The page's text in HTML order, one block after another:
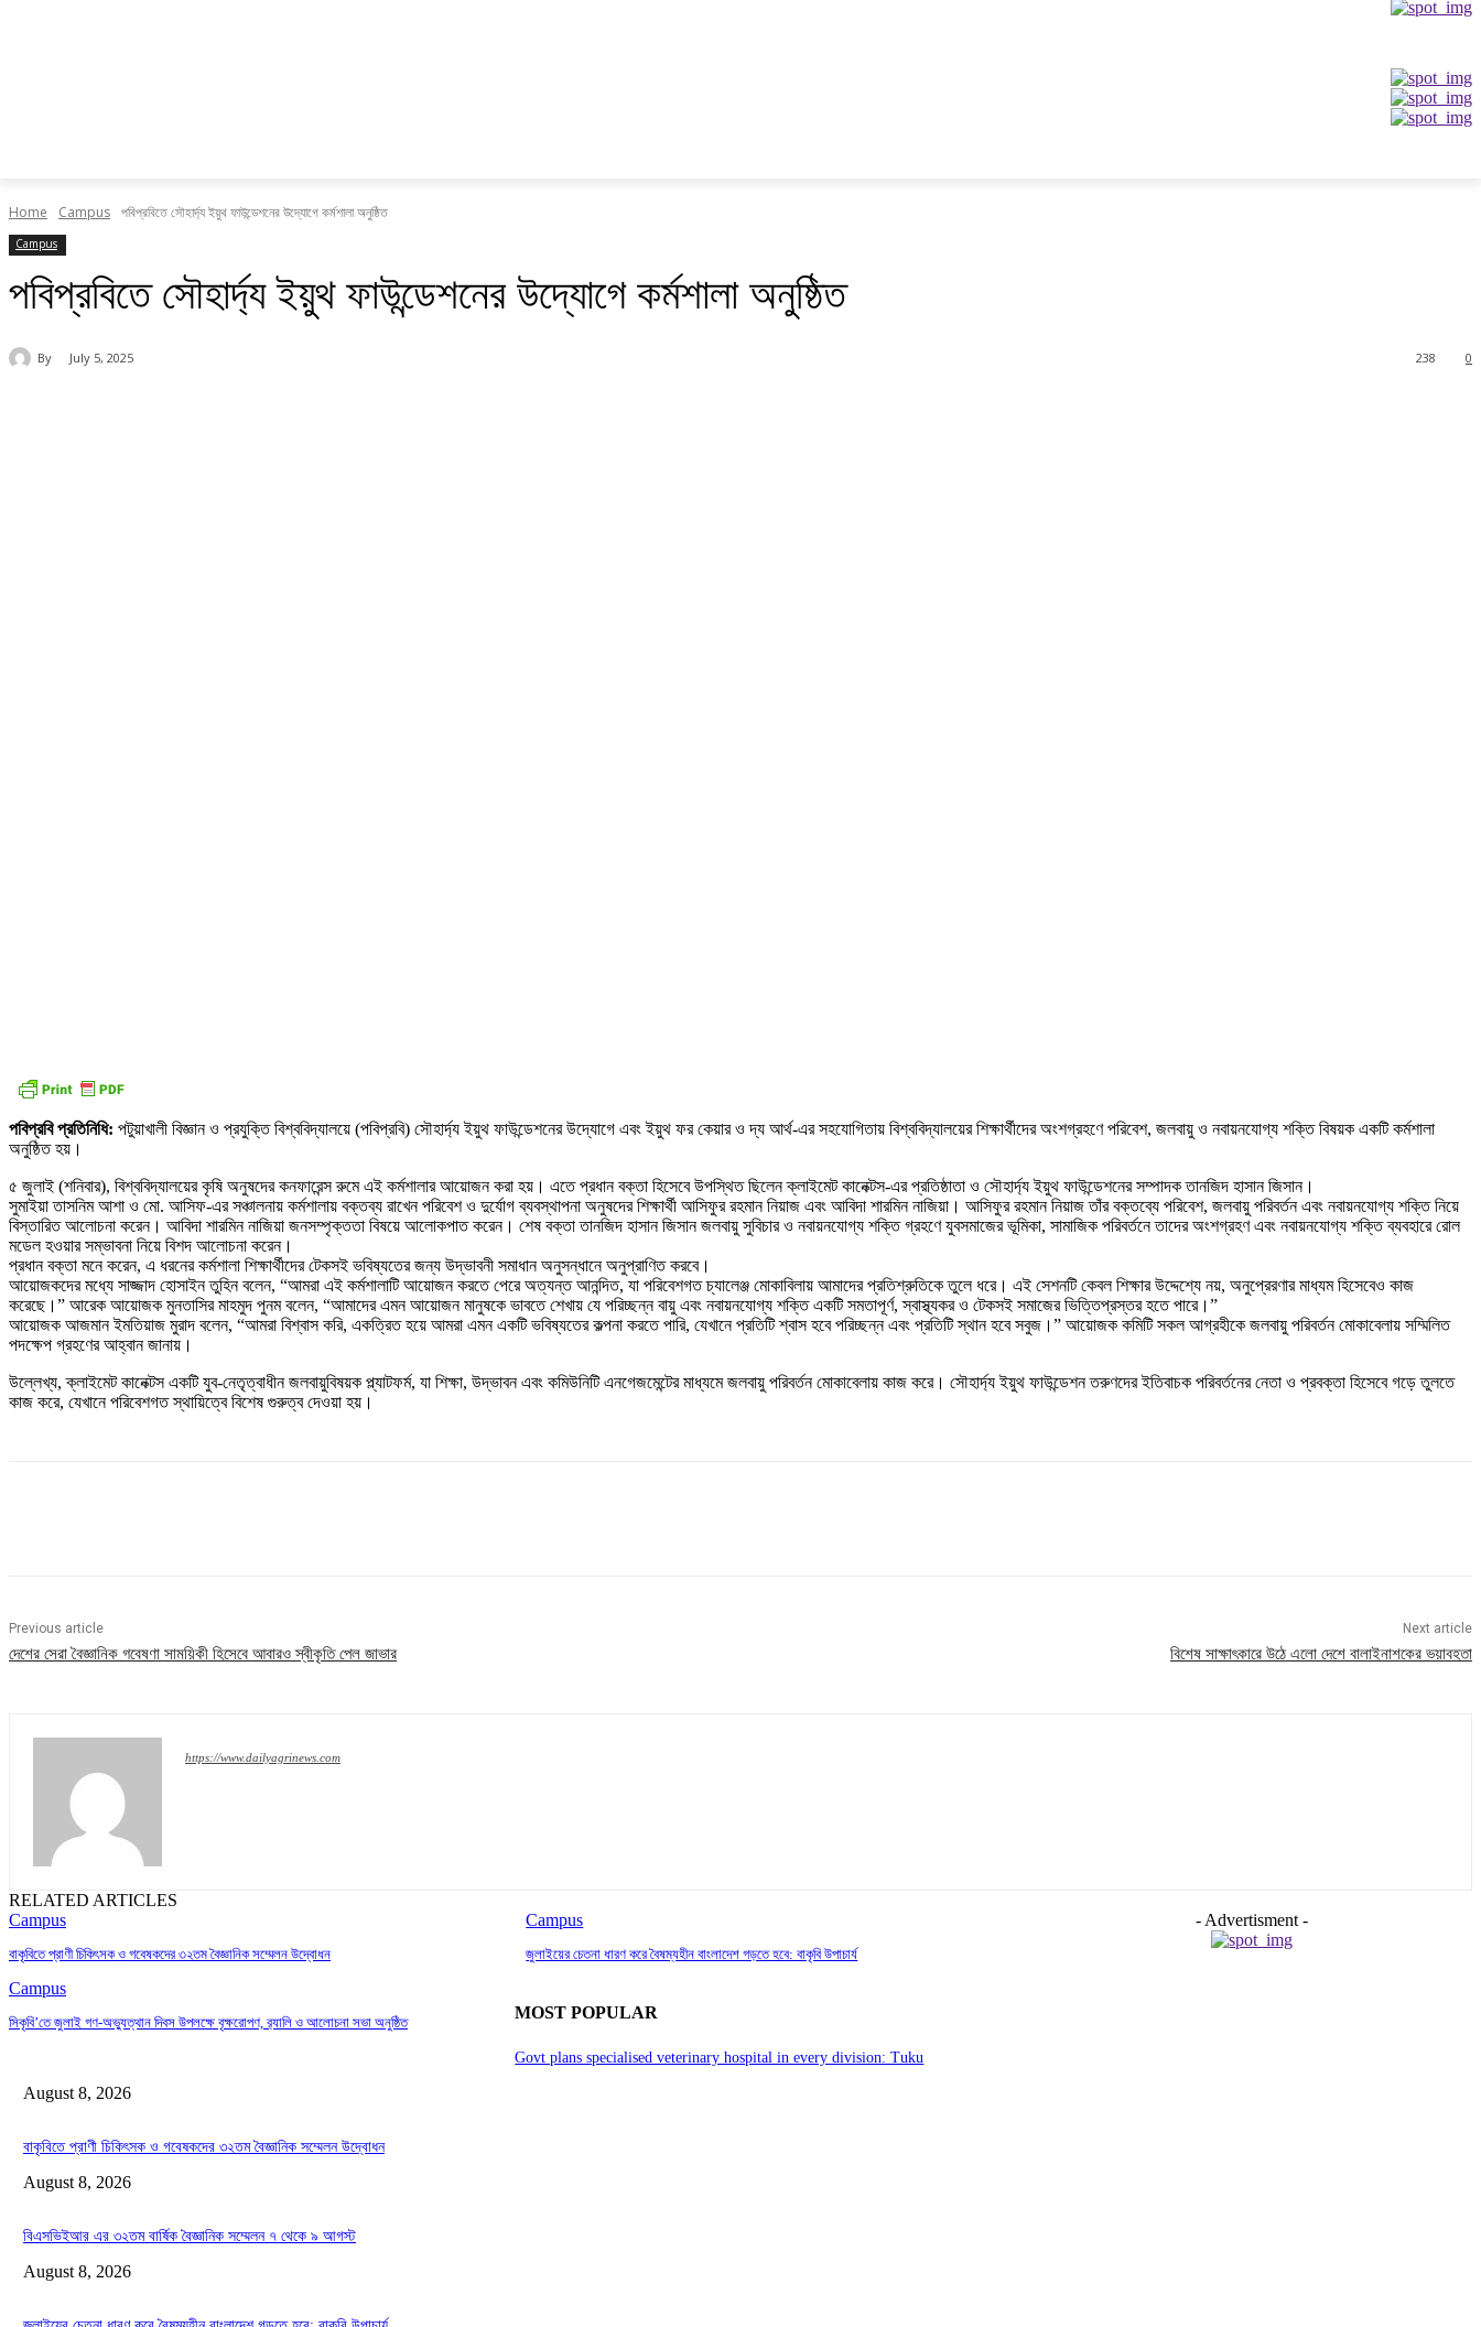
Home Campus পবিপ্রবিতে সৌহার্দ্য ইয়ুথ ফাউন্ডেশনের উদ্যোগে কর্মশালা অনুষ্ঠিত
Campus
পবিপ্রবিতে সৌহার্দ্য ইয়ুথ ফাউন্ডেশনের উদ্যোগে কর্মশালা অনুষ্ঠিত
By July 5, 2025 0
238
পবিপ্রবি প্রতিনিধি: পটুয়াখালী বিজ্ঞান ও প্রযুক্তি বিশ্ববিদ্যালয়ে (পবিপ্রবি) সৌহার্দ্য ইয়ুথ ফাউন্ডেশনের উদ্যোগে এবং ইয়ুথ ফর কেয়ার ও দ্য আর্থ-এর সহযোগিতায় বিশ্ববিদ্যালয়ের শিক্ষার্থীদের অংশগ্রহণে পরিবেশ, জলবায়ু ও নবায়নযোগ্য শক্তি বিষয়ক একটি কর্মশালা
অনুষ্ঠিত হয়।
৫ জুলাই (শনিবার), বিশ্ববিদ্যালয়ের কৃষি অনুষদের কনফারেন্স রুমে এই কর্মশালার আয়োজন করা হয়। এতে প্রধান বক্তা হিসেবে উপস্থিত ছিলেন ক্লাইমেট কানেক্টস-এর প্রতিষ্ঠাতা ও সৌহার্দ্য ইয়ুথ ফাউন্ডেশনের সম্পাদক তানজিদ হাসান জিসান।
সুমাইয়া তাসনিম আশা ও মো. আসিফ-এর সঞ্চালনায় কর্মশালায় বক্তব্য রাখেন পরিবেশ ও দুর্যোগ ব্যবস্থাপনা অনুষদের শিক্ষার্থী আসিফুর রহমান নিয়াজ এবং আবিদা শারমিন নাজিয়া। আসিফুর রহমান নিয়াজ তাঁর বক্তব্যে পরিবেশ, জলবায়ু পরিবর্তন এবং নবায়নযোগ্য শক্তি নিয়ে
বিস্তারিত আলোচনা করেন। আবিদা শারমিন নাজিয়া জনসম্পৃক্ততা বিষয়ে আলোকপাত করেন। শেষ বক্তা তানজিদ হাসান জিসান জলবায়ু সুবিচার ও নবায়নযোগ্য শক্তি গ্রহণে যুবসমাজের ভূমিকা, সামাজিক পরিবর্তনে তাদের অংশগ্রহণ এবং নবায়নযোগ্য শক্তি ব্যবহারে রোল
মডেল হওয়ার সম্ভাবনা নিয়ে বিশদ আলোচনা করেন।
প্রধান বক্তা মনে করেন, এ ধরনের কর্মশালা শিক্ষার্থীদের টেকসই ভবিষ্যতের জন্য উদ্ভাবনী সমাধান অনুসন্ধানে অনুপ্রাণিত করবে।
আয়োজকদের মধ্যে সাজ্জাদ হোসাইন তুহিন বলেন, “আমরা এই কর্মশালাটি আয়োজন করতে পেরে অত্যন্ত আনন্দিত, যা পরিবেশগত চ্যালেঞ্জ মোকাবিলায় আমাদের প্রতিশ্রুতিকে তুলে ধরে। এই সেশনটি কেবল শিক্ষার উদ্দেশ্যে নয়, অনুপ্রেরণার মাধ্যম হিসেবেও কাজ
করেছে।” আরেক আয়োজক মুনতাসির মাহমুদ পুনম বলেন, “আমাদের এমন আয়োজন মানুষকে ভাবতে শেখায় যে পরিচ্ছন্ন বায়ু এবং নবায়নযোগ্য শক্তি একটি সমতাপূর্ণ, স্বাস্থ্যকর ও টেকসই সমাজের ভিত্তিপ্রস্তর হতে পারে।”
আয়োজক আজমান ইমতিয়াজ মুরাদ বলেন, “আমরা বিশ্বাস করি, একত্রিত হয়ে আমরা এমন একটি ভবিষ্যতের কল্পনা করতে পারি, যেখানে প্রতিটি শ্বাস হবে পরিচ্ছন্ন এবং প্রতিটি স্থান হবে সবুজ।” আয়োজক কমিটি সকল আগ্রহীকে জলবায়ু পরিবর্তন মোকাবেলায় সম্মিলিত
পদক্ষেপ গ্রহণের আহ্বান জানায়।
উল্লেখ্য, ক্লাইমেট কানেক্টস একটি যুব-নেতৃত্বাধীন জলবায়ুবিষয়ক প্ল্যাটফর্ম, যা শিক্ষা, উদ্ভাবন এবং কমিউনিটি এনগেজমেন্টের মাধ্যমে জলবায়ু পরিবর্তন মোকাবেলায় কাজ করে। সৌহার্দ্য ইয়ুথ ফাউন্ডেশন তরুণদের ইতিবাচক পরিবর্তনের নেতা ও প্রবক্তা হিসেবে গড়ে তুলতে
কাজ করে, যেখানে পরিবেশগত স্থায়িত্বে বিশেষ গুরুত্ব দেওয়া হয়।
Previous article
দেশের সেরা বৈজ্ঞানিক গবেষণা সাময়িকী হিসেবে আবারও স্বীকৃতি পেল জাভার
Next article
বিশেষ সাক্ষাৎকারে উঠে এলো দেশে বালাইনাশকের ভয়াবহতা
https://www.dailyagrinews.com
RELATED ARTICLES
Campus
বাকৃবিতে প্রাণী চিকিৎসক ও গবেষকদের ৩২তম বৈজ্ঞানিক সম্মেলন উদ্বোধন
Campus
জুলাইয়ের চেতনা ধারণ করে বৈষম্যহীন বাংলাদেশ গড়তে হবে: বাকৃবি উপাচার্য
Campus
সিকৃবি’তে জুলাই গণ-অভ্যুত্থান দিবস উপলক্ষে বৃক্ষরোপণ, র‍্যালি ও আলোচনা সভা অনুষ্ঠিত
- Advertisment -
MOST POPULAR
Govt plans specialised veterinary hospital in every division: Tuku
August 8, 2026
বাকৃবিতে প্রাণী চিকিৎসক ও গবেষকদের ৩২তম বৈজ্ঞানিক সম্মেলন উদ্বোধন
August 8, 2026
বিএসভিইআর এর ৩২তম বার্ষিক বৈজ্ঞানিক সম্মেলন ৭ থেকে ৯ আগস্ট
August 8, 2026